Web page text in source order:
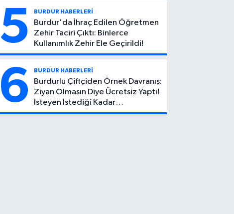
Can Atıcı
Genç
Yaşta
Yaşamını
Yitirdi
Feci Kaza:
1 Ölü, 2
Yaralı
5 BURDUR HABERLERİ
Burdur'da İhraç Edilen Öğretmen
Zehir Taciri Çıktı: Binlerce
Kullanımlık Zehir Ele Geçirildi!
6 BURDUR HABERLERİ
Burdurlu Çiftçiden Örnek Davranış:
Ziyan Olmasın Diye Ücretsiz Yaptı!
İsteyen İstediği Kadar
Toplayabilecek